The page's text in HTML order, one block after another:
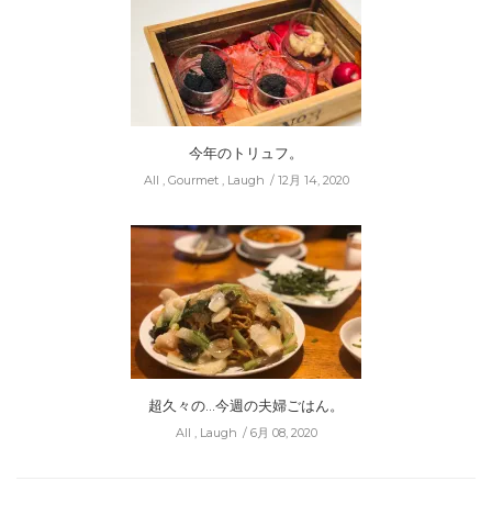
今年のトリュフ。
All Gourmet, Laugh 12月 14, 2020
超久々の…今週の夫婦ごはん。
All Laugh 6月 08, 2020